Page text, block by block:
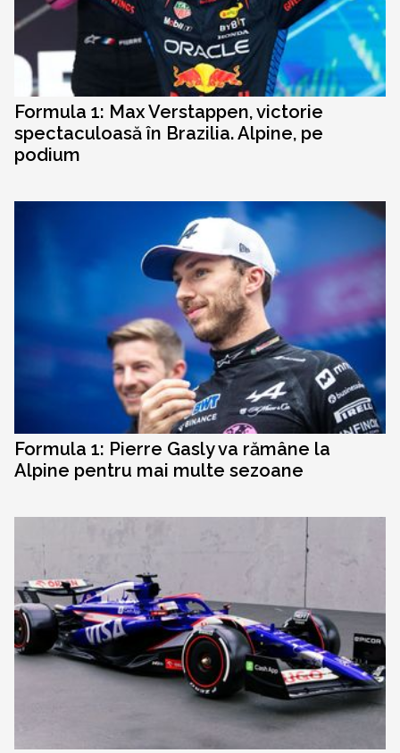
Formula 1: Max Verstappen, victorie
spectaculoasă în Brazilia. Alpine, pe
podium
Formula 1: Pierre Gasly va rămâne la
Alpine pentru mai multe sezoane